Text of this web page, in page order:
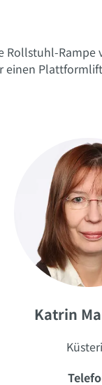
Rollstuhl-Rampe
einen
Katrin